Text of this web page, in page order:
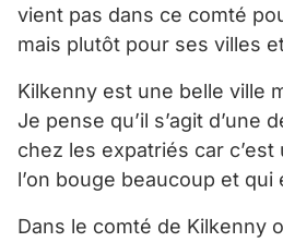
vient pas dans ce comté
mais plutôt pour ses villes
Kilkenny est une belle ville
Je pense qu’il s’agit d’une
chez les expatriés car
l’on bouge beaucoup et
Dans le comté de Kilkenny